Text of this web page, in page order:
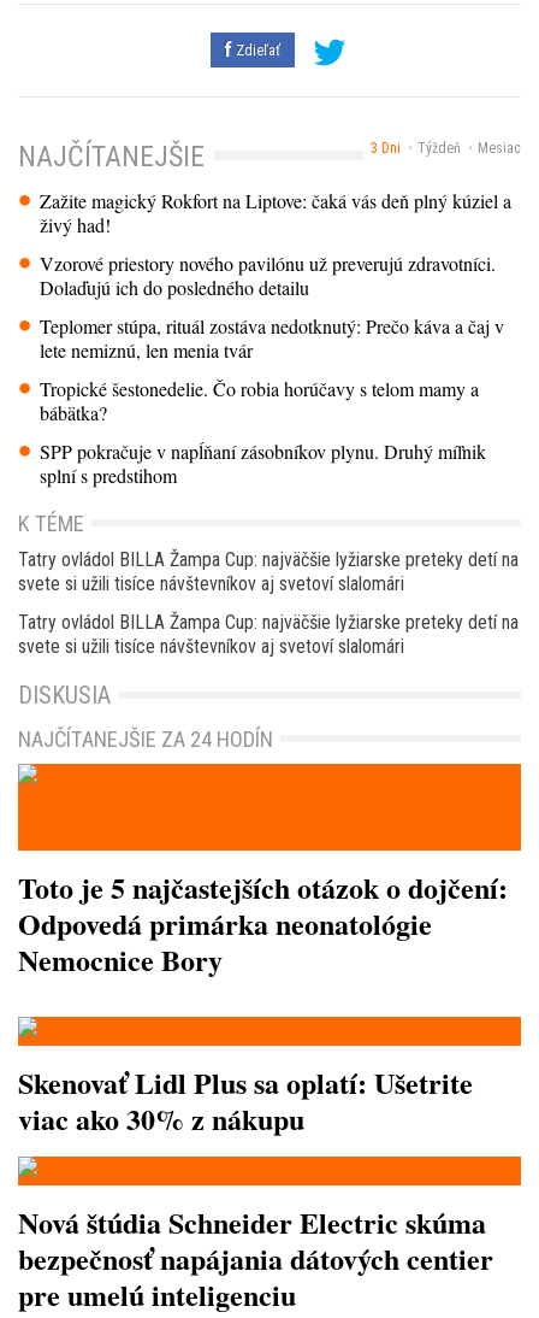
Zdieľať
3 Dni Týždeň Mesiac
NAJČÍTANEJŠIE
Zažite magický Rokfort na Liptove: čaká vás deň plný kúziel a
živý had!
Vzorové priestory nového pavilónu už preverujú zdravotníci.
Dolaďujú ich do posledného detailu
Teplomer stúpa, rituál zostáva nedotknutý: Prečo káva a čaj v
lete nemiznú, len menia tvár
Tropické šestonedelie. Čo robia horúčavy s telom mamy a
bábätka?
SPP pokračuje v napĺňaní zásobníkov plynu. Druhý míľnik
splní s predstihom
K TÉME
Tatry ovládol BILLA Žampa Cup: najväčšie lyžiarske preteky detí na
svete si užili tisíce návštevníkov aj svetoví slalomári
Tatry ovládol BILLA Žampa Cup: najväčšie lyžiarske preteky detí na
svete si užili tisíce návštevníkov aj svetoví slalomári
DISKUSIA
NAJČÍTANEJŠIE ZA 24 HODÍN
Toto je 5 najčastejších otázok o dojčení:
Odpovedá primárka neonatológie
Nemocnice Bory
Skenovať Lidl Plus sa oplatí: Ušetrite
viac ako 30% z nákupu
Nová štúdia Schneider Electric skúma
bezpečnosť napájania dátových centier
pre umelú inteligenciu